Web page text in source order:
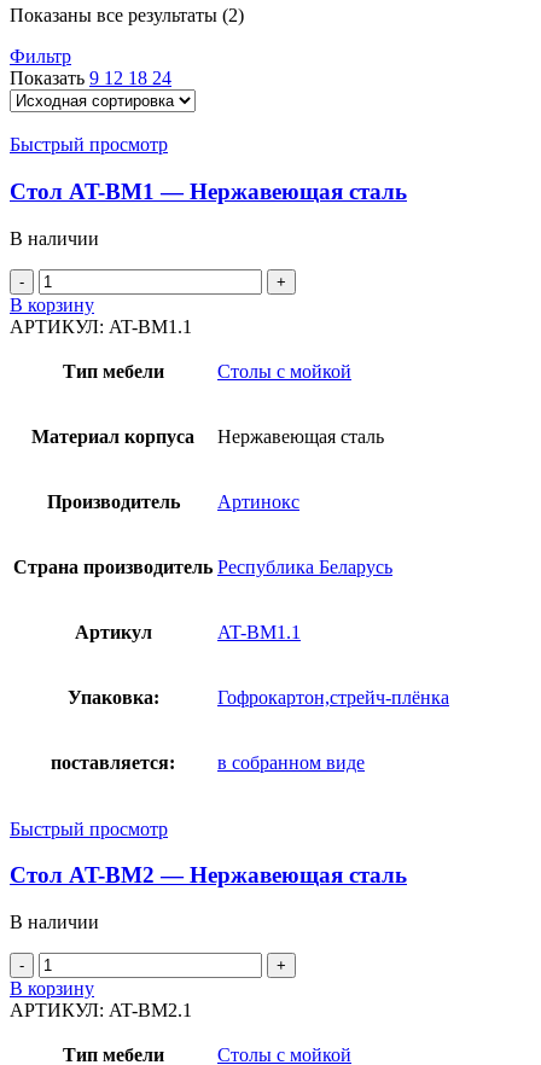
Показаны все результаты (2)
Фильтр
Показать 9 12 18 24
Быстрый просмотр
Стол AT-BM1 — Нержавеющая сталь
В наличии
Количество
товара
Стол
BM1
сталь
В корзину
АРТИКУЛ: AT-BM1.1
Тип мебели Столы с мойкой
Материал корпуса Нержавеющая сталь
Производитель Артинокс
Страна производитель Республика Беларусь
Артикул AT-BM1.1
Упаковка: Гофрокартон,стрейч-плёнка
поставляется: в собранном виде
Быстрый просмотр
Стол AT-BM2 — Нержавеющая сталь
В наличии
Количество
товара
Стол
BM2
В корзину
АРТИКУЛ: AT-BM2.1
Тип мебели Столы с мойкой